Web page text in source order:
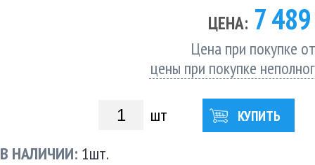
ЦЕНА: 7
Цена при покупке
цены при покупке
шт КУПИТЬ
В НАЛИЧИИ: 1шт.